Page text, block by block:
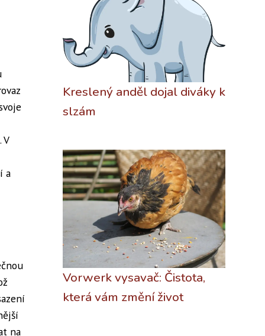
a
na
Kreslený anděl dojal diváky k
slzám
Vorwerk vysavač: Čistota,
která vám změní život